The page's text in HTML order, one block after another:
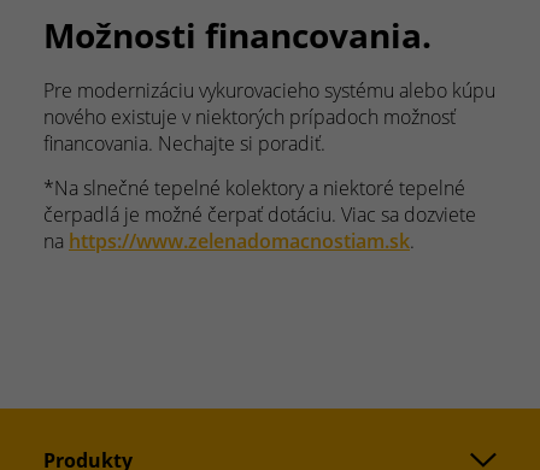
Možnosti financovania.
Pre modernizáciu vykurovacieho systému alebo kúpu
nového existuje v niektorých prípadoch možnosť
financovania. Nechajte si poradiť.
*Na slnečné tepelné kolektory a niektoré tepelné
čerpadlá je možné čerpať dotáciu. Viac sa dozviete
na https://www.zelenadomacnostiam.sk.
Produkty